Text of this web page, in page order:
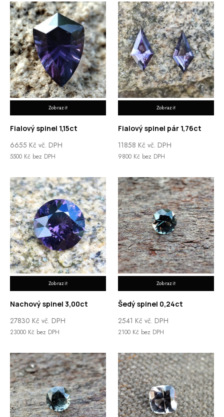
Zobrazit
Fialový spinel 1,15ct
6655 Kč vč. DPH
5500 Kč bez DPH
Zobrazit
Fialový spinel pár 1,76ct
11858 Kč vč. DPH
9800 Kč bez DPH
Zobrazit
Nachový spinel 3,00ct
27830 Kč vč. DPH
23000 Kč bez DPH
Zobrazit
Šedý spinel 0,24ct
2541 Kč vč. DPH
2100 Kč bez DPH